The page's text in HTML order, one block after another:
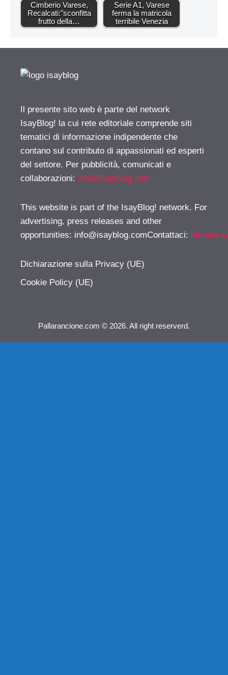
Cimberio Varese,
Recalcati:"sconfitta
frutto della…
Serie A1, Varese
ferma la matricola
terribile Venezia
Il presente sito web è parte del network
IsayBlog! la cui rete editoriale comprende siti
tematici di informazione indipendente che
contano sul contributo di appassionati ed esperti
del settore. Per pubblicità, comunicati e
collaborazioni: info@isayblog.com
This website is part of the IsayBlog! network. For
advertising, press releases and other
opportunities: info@isayblog.comContattaci:
Dichiarazione sulla Privacy (UE)
Cookie Policy (UE)
Pallarancione.com © 2026. All right reserverd.